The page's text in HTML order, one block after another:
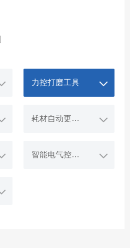
力控打磨工具
耗材自动更换系统
智能电气控制系统